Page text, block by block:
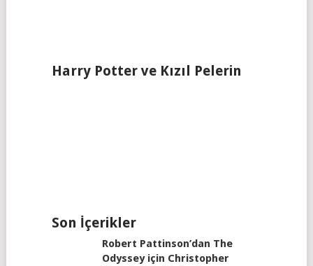
Harry Potter ve Kızıl Pelerin
Son İçerikler
Robert Pattinson’dan The
Odyssey için Christopher